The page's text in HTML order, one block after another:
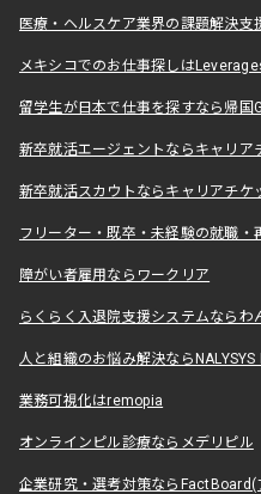
医療・ヘルスケア業界の課題解決支
メキシコでのお仕事探しは
留学生が日本で仕事を探すなら帰国
新卒就活エージェントならキャリア
新卒就活スカウトならキャリアチケ
フリーター・既卒・未経験の就職・
障がい者雇用ならワークリア
らくらく入退院支援システムならわ
人と組織のお悩み解決ならNALYSYS
業務可視化はremopia
オンラインピル診療ならメデリピル
企業研究・選考対策ならFactBoard(